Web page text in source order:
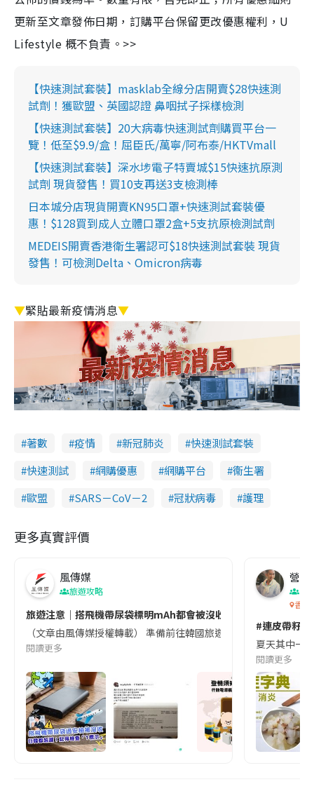
更新至文章發佈日期，訂購平台保留更改優惠權利，U
Lifestyle 概不負責。>>
【快速測試套裝】masklab全線分店開賣$28快速測
試劑！獲歐盟、英國認證 鼻咽拭子採樣檢測
【快速測試套裝】20大病毒快速測試劑購買平台一
覽！低至$9.9/盒！屈臣氏/萬寧/阿布泰/HKTVmall
【快速測試套裝】深水埗電子特賣城$15快速抗原測
試劑 現貨發售！買10支再送3支檢測棒
日本城分店現貨開賣KN95口罩+快速測試套裝優
惠！$128買到成人立體口罩2盒+5支抗原檢測試劑
MEDEIS開賣香港衛生署認可$18快速測試套裝 現貨
發售！可檢測Delta、Omicron病毒
▼緊貼最新疫情消息▼
著數 疫情 新冠肺炎
快速測試套裝
快速測試
網購優惠 網購平台
衞生署
歐盟
SARS－CoV－2 冠狀病毒 護理
更多真實評價
風傳媒
旅遊攻略
旅遊注意｜搭飛機帶尿袋標明mAh都會被沒收😱出發前切記檢查
（文章由風傳媒授權轉載） 準備前往韓國旅遊的民眾，近期要
閱讀更多
營養
香港
#連皮帶籽
夏天其中一
閱讀更多